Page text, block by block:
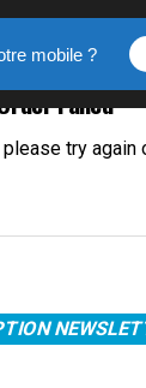
Failed
try again
mobile ?